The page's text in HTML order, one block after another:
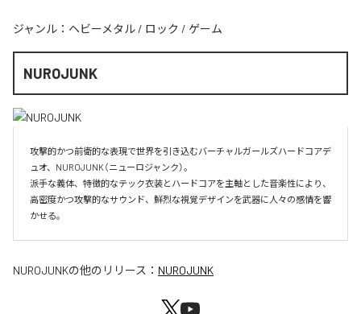
ジャンル： ヘビーメタル / ロック / ゲーム
NUROJUNK
攻撃的かつ前衛的な表現で世界を引き込むバーチャルガールズハードコアデ
ュオ、NUROJUNK（ニューロジャンク）。
派手な義体、特徴的なテック衣装とハードコアを主軸とした音楽性により、
高密度かつ攻撃的なサウンド、鮮烈な視覚デザインを武器に人々の感情を響
かせる。
NUROJUNKの他のリリース： NUROJUNK